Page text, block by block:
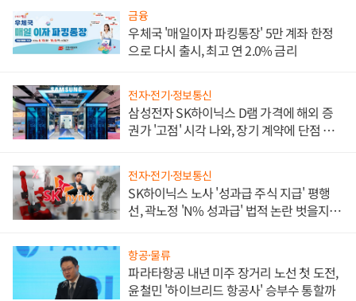
금융
우체국 '매일이자 파킹통장' 5만 계좌 한정
으로 다시 출시, 최고 연 2.0% 금리
전자·전기·정보통신
삼성전자 SK하이닉스 D램 가격에 해외 증
권가 '고점' 시각 나와, 장기 계약에 단점 부
전자·전기·정보통신
SK하이닉스 노사 '성과급 주식 지급' 평행
선, 곽노정 'N% 성과급' 법적 논란 벗을지 주
항공·물류
파라타항공 내년 미주 장거리 노선 첫 도전,
윤철민 '하이브리드 항공사' 승부수 통할까